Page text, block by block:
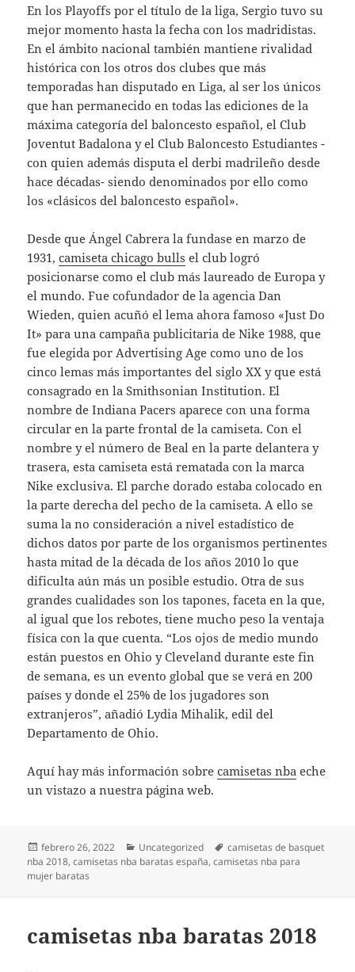
En los Playoffs por el título de la liga, Sergio tuvo su
mejor momento hasta la fecha con los madridistas.
En el ámbito nacional también mantiene rivalidad
histórica con los otros dos clubes que más
temporadas han disputado en Liga, al ser los únicos
que han permanecido en todas las ediciones de la
máxima categoría del baloncesto español, el Club
Joventut Badalona y el Club Baloncesto Estudiantes -
con quien además disputa el derbi madrileño desde
hace décadas- siendo denominados por ello como
los «clásicos del baloncesto español».
Desde que Ángel Cabrera la fundase en marzo de
1931,camiseta chicago bulls el club logró
posicionarse como el club más laureado de Europa y
el mundo. Fue cofundador de la agencia Dan
Wieden, quien acuñó el lema ahora famoso «Just Do
It» para una campaña publicitaria de Nike 1988, que
fue elegida por Advertising Age como uno de los
cinco lemas más importantes del siglo XX y que está
consagrado en la Smithsonian Institution. El
nombre de Indiana Pacers aparece con una forma
circular en la parte frontal de la camiseta. Con el
nombre y el número de Beal en la parte delantera y
trasera, esta camiseta está rematada con la marca
Nike exclusiva. El parche dorado estaba colocado en
la parte derecha del pecho de la camiseta. A ello se
suma la no consideración a nivel estadístico de
dichos datos por parte de los organismos pertinentes
hasta mitad de la década de los años 2010 lo que
dificulta aún más un posible estudio. Otra de sus
grandes cualidades son los tapones, faceta en la que,
al igual que los rebotes, tiene mucho peso la ventaja
física con la que cuenta. “Los ojos de medio mundo
están puestos en Ohio y Cleveland durante este fin
de semana, es un evento global que se verá en 200
países y donde el 25% de los jugadores son
extranjeros”, añadió Lydia Mihalik, edil del
Departamento de Ohio.
Aquí hay más información sobrecamisetas nba eche
un vistazo a nuestra página web.
Publicado
el
febrero 26, 2022 Categorías
Uncategorized Etiquetas
camisetas de basquet
nba 2018,camisetas nba baratas españa,camisetas nba para
mujer baratas
camisetas nba baratas 2018